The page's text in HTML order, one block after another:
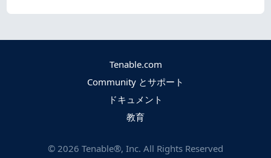
Tenable.com
Community とサポート
ドキュメント
教育
© 2026 Tenable®, Inc. All Rights Reserved